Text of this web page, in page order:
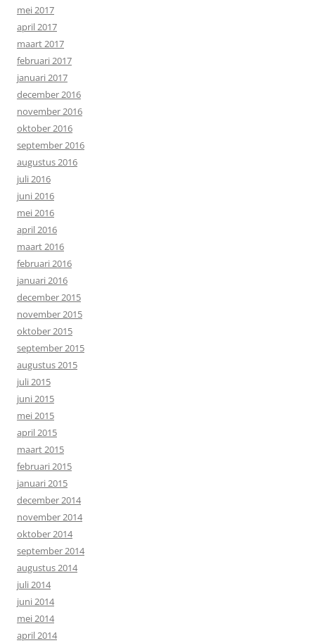
mei 2017
april 2017
maart 2017
februari 2017
januari 2017
december 2016
november 2016
oktober 2016
september 2016
augustus 2016
juli 2016
juni 2016
mei 2016
april 2016
maart 2016
februari 2016
januari 2016
december 2015
november 2015
oktober 2015
september 2015
augustus 2015
juli 2015
juni 2015
mei 2015
april 2015
maart 2015
februari 2015
januari 2015
december 2014
november 2014
oktober 2014
september 2014
augustus 2014
juli 2014
juni 2014
mei 2014
april 2014